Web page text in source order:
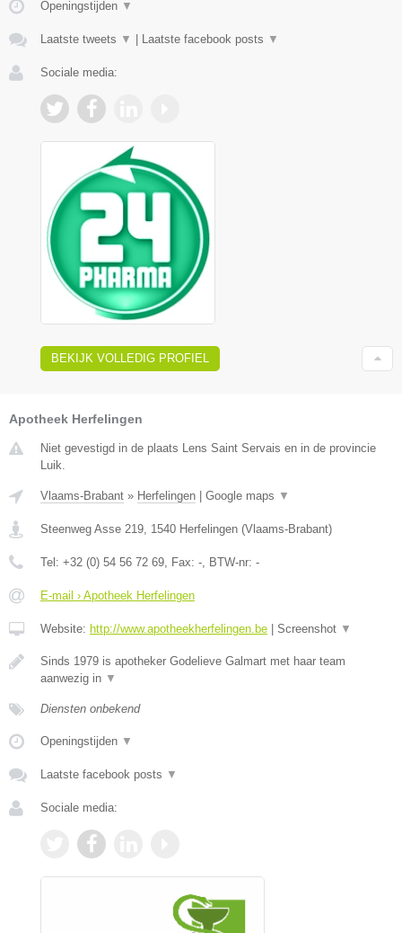
Openingstijden ▼
Laatste tweets ▼ Laatste facebook posts ▼
Sociale media:
BEKIJK VOLLEDIG PROFIEL
Apotheek Herfelingen
Niet gevestigd in de plaats Lens Saint Servais en in de provincie
Luik.
Vlaams-Brabant » Herfelingen Google maps ▼
Steenweg Asse 219 1540 Herfelingen (Vlaams-Brabant)
Tel: +32 (0) 54 56 72 69 , Fax: - , BTW-nr: -
E-mail › Apotheek Herfelingen
Website: http://www.apotheekherfelingen.be Screenshot ▼
Sinds 1979 is apotheker Godelieve Galmart met haar team
aanwezig in ▼
Diensten onbekend
Openingstijden ▼
Laatste facebook posts ▼
Sociale media: